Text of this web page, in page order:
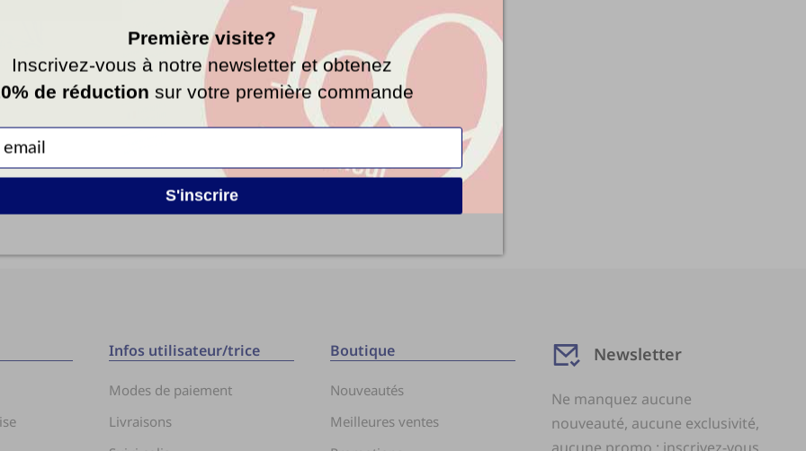
Infos utilisateur/trice
Modes de paiement
Livraisons
Boutique
Nouveautés
Meilleures ventes
Newsletter
Ne manquez aucune
nouveauté, aucune exclusivité,
aucune promo : inscrivez-vous.
Première visite?
Inscrivez-vous à notre newsletter et obtenez
de réduction sur votre première commande
S'inscrire